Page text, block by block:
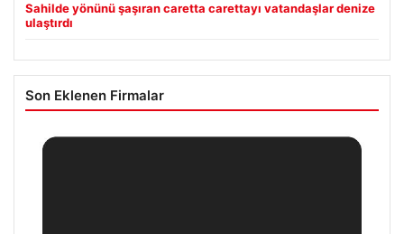
Sahilde yönünü şaşıran caretta carettayı vatandaşlar denize
ulaştırdı
Son Eklenen Firmalar